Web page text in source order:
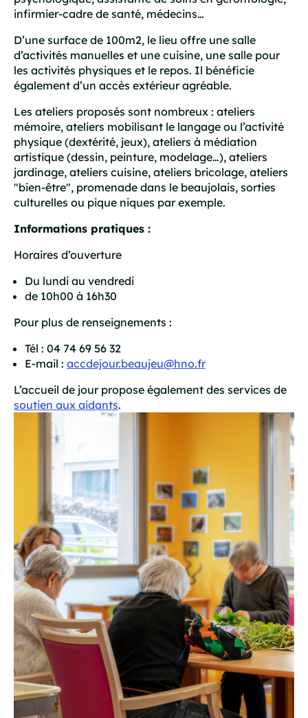
infirmier-cadre de santé, médecins…
D’une surface de 100m2, le lieu offre une salle
d’activités manuelles et une cuisine, une salle pour
les activités physiques et le repos. Il bénéficie
également d’un accès extérieur agréable.
Les ateliers proposés sont nombreux : ateliers
mémoire, ateliers mobilisant le langage ou l’activité
physique (dextérité, jeux), ateliers à médiation
artistique (dessin, peinture, modelage…), ateliers
jardinage, ateliers cuisine, ateliers bricolage, ateliers
"bien-être", promenade dans le beaujolais, sorties
culturelles ou pique niques par exemple.
Informations pratiques :
Horaires d’ouverture
Du lundi au vendredi
de 10h00 à 16h30
Pour plus de renseignements :
Tél : 04 74 69 56 32
E-mail : accdejour.beaujeu@hno.fr
L’accueil de jour propose également des services de
soutien aux aidants.